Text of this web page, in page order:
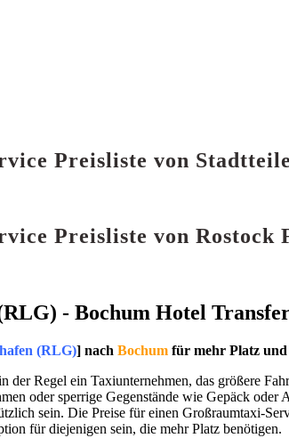
Preisliste von
Preisliste von Rostock
- Bochum Hotel
(RLG)] nach Bochum für mehr Platz
der Regel ein Taxiunternehmen, das größere
oder sperrige Gegenstände wie Gepäck
sein. Die Preise für einen Großraumtaxi-
für diejenigen sein, die mehr Platz benötigen.